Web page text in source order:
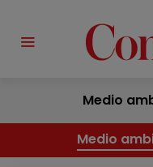
Medio
Medio